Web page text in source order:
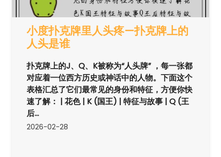
小度扑克牌里人头疼—扑克牌上的
人头是谁
扑克牌上的J、Q、K被称为“人头牌” ，每一张都
对应着一位西方历史或神话中的人物。下面这个
表格汇总了它们最常见的身份和特征，方便你快
速了解： | 花色 | K (国王) | 特征与故事 | Q (王
后...
2026-02-28